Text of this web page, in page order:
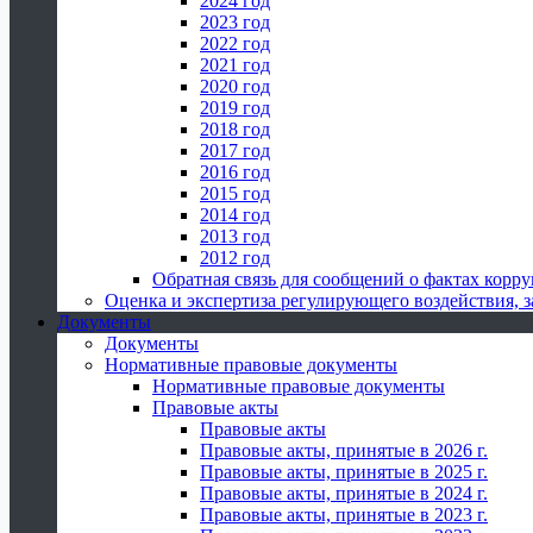
2023 год
2022 год
2021 год
2020 год
2019 год
2018 год
2017 год
2016 год
2015 год
2014 год
2013 год
2012 год
Обратная связь для сообщений о фактах
Оценка и экспертиза регулирующего
Документы
Документы
Нормативные правовые документы
Нормативные правовые документы
Правовые акты
Правовые акты
Правовые акты, принятые в 2026 г.
Правовые акты, принятые в 2025 г.
Правовые акты, принятые в 2024 г.
Правовые акты, принятые в 2023 г.